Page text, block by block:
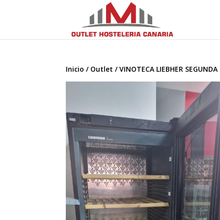
Inicio / Outlet / VINOTECA LIEBHER